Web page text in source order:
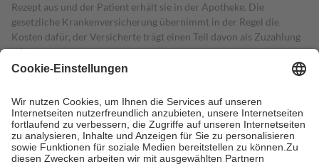
Rezept aus und der Patient erhält sie in der Apotheke. Die
gesetzliche Krankenversicherung übernimmt in der Regel die
Kosten dafür, der Versicherte trägt einen Teil davon als Zuzahlung
mit.
Grundsätzlich leisten Mitglieder Zuzahlungen in Höhe von zehn
höchstens zehn Euro.
Es sind jedoch nie mehr als die tatsächlichen
Kosten der Leistung zu entrichten.
Diese Regeln gelten grundsätzlich auch für Online-Apotheken.
Bei Heilmitteln und häuslicher Krankenpflege beträgt die
Zuzahlung zehn Prozent der Kosten sowie zehn Euro je